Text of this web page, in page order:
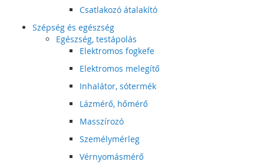
Csatlakozó átalakító
Szépség és egészség
Egészség, testápolás
Elektromos fogkefe
Elektromos melegítő
Inhalátor, sótermék
Lázmérő, hőmérő
Masszírozó
Személymérleg
Vérnyomásmérő